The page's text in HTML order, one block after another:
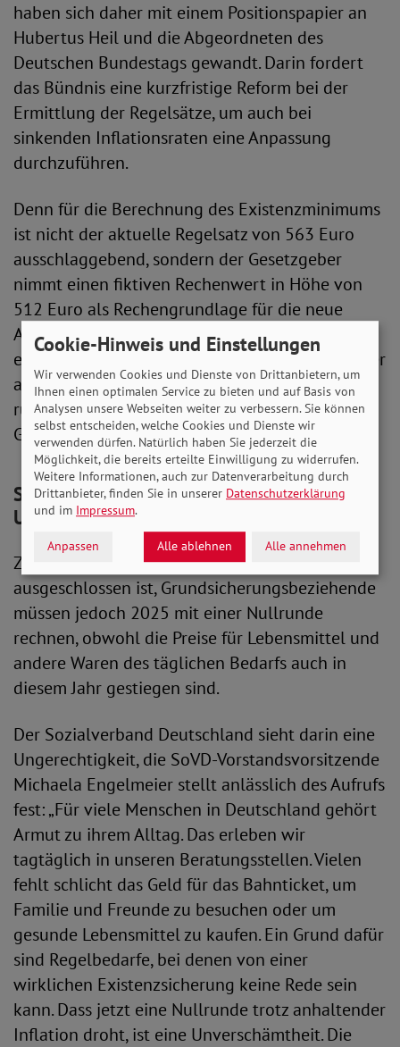
haben sich daher mit einem Positionspapier an
Hubertus Heil und die Abgeordneten des
Deutschen Bundestags gewandt. Darin fordert
das Bündnis eine kurzfristige Reform bei der
Ermittlung der Regelsätze, um auch bei
sinkenden Inflationsraten eine Anpassung
durchzuführen.
Denn für die Berechnung des Existenzminimums
ist nicht der aktuelle Regelsatz von 563 Euro
ausschlaggebend, sondern der Gesetzgeber
nimmt einen fiktiven Rechenwert in Höhe von
512 Euro als Rechengrundlage für die neue
Anpassung. Ausgehend von diesem Wert würde
erst ab einer Anpassung von etwa 10 Prozent der
aktuelle Regelbedarf erreicht. Angesichts einer
rückläufigen Inflation ist eine derartige
Größenordnung aber nicht zu erwarten.
SoVD: Nullrunde trotz Inflation ist
Unverschämtheit
Zwar ist eine Senkung der Regelsätze gesetzlich
ausgeschlossen ist, Grundsicherungsbeziehende
müssen jedoch 2025 mit einer Nullrunde
rechnen, obwohl die Preise für Lebensmittel und
andere Waren des täglichen Bedarfs auch in
diesem Jahr gestiegen sind.
Der Sozialverband Deutschland sieht darin eine
Ungerechtigkeit, die SoVD-Vorstandsvorsitzende
Michaela Engelmeier stellt anlässlich des Aufrufs
fest: „Für viele Menschen in Deutschland gehört
Armut zu ihrem Alltag. Das erleben wir
tagtäglich in unseren Beratungsstellen. Vielen
fehlt schlicht das Geld für das Bahnticket, um
Familie und Freunde zu besuchen oder um
gesunde Lebensmittel zu kaufen. Ein Grund dafür
sind Regelbedarfe, bei denen von einer
wirklichen Existenzsicherung keine Rede sein
kann. Dass jetzt eine Nullrunde trotz anhaltender
Inflation droht, ist eine Unverschämtheit. Die
Cookie-Hinweis und Einstellungen
Wir verwenden Cookies und Dienste von Drittanbietern, um
Ihnen einen optimalen Service zu bieten und auf Basis von
Analysen unsere Webseiten weiter zu verbessern. Sie können
selbst entscheiden, welche Cookies und Dienste wir
verwenden dürfen. Natürlich haben Sie jederzeit die
Möglichkeit, die bereits erteilte Einwilligung zu widerrufen.
Weitere Informationen, auch zur Datenverarbeitung durch
Drittanbieter, finden Sie in unserer Datenschutzerklärung
und im Impressum.
Anpassen Alle ablehnen Alle annehmen